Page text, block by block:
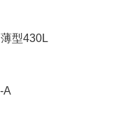
型430L
A